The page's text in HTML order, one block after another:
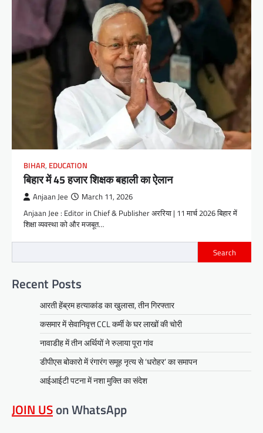
BIHAR, EDUCATION
बिहार में 45 हजार शिक्षक बहाली का ऐलान
Anjaan Jee March 11, 2026
Anjaan Jee : Editor in Chief & Publisher अररिया | 11 मार्च 2026 बिहार में
शिक्षा व्यवस्था को और मजबूत…
Search
Recent Posts
आरती हेंब्रम हत्याकांड का खुलासा, तीन गिरफ्तार
कसमार में सेवानिवृत्त CCL कर्मी के घर लाखों की चोरी
नावाडीह में तीन अर्थियों ने रुलाया पूरा गांव
डीपीएस बोकारो में रंगारंग समूह नृत्य से ‘धरोहर’ का समापन
आईआईटी पटना में नशा मुक्ति का संदेश
JOIN USon WhatsApp